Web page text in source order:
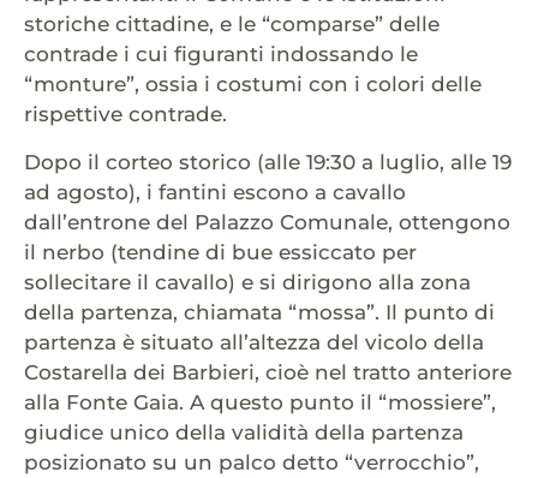
storiche cittadine, e le “comparse” delle
contrade i cui figuranti indossando le
“monture”, ossia i costumi con i colori delle
rispettive contrade.
Dopo il corteo storico (alle 19:30 a luglio, alle 19
ad agosto), i fantini escono a cavallo
dall’entrone del Palazzo Comunale, ottengono
il nerbo (tendine di bue essiccato per
sollecitare il cavallo) e si dirigono alla zona
della partenza, chiamata “mossa”. Il punto di
partenza è situato all’altezza del vicolo della
Costarella dei Barbieri, cioè nel tratto anteriore
alla Fonte Gaia. A questo punto il “mossiere”,
giudice unico della validità della partenza
posizionato su un palco detto “verrocchio”,